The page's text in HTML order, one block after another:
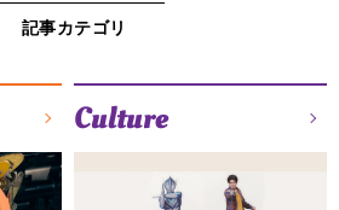
記事カテゴリ
Culture